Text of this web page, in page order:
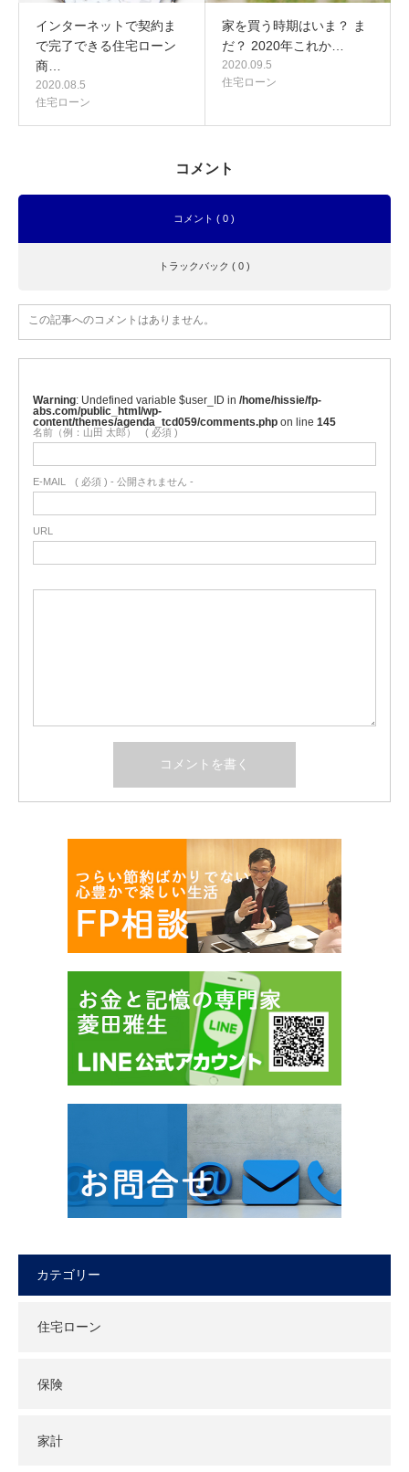
インターネットで契約ま
で完了できる住宅ローン
商…
2020.08.5
住宅ローン
家を買う時期はいま？ ま
だ？ 2020年これか…
2020.09.5
住宅ローン
コメント
コメント ( 0 )
トラックバック ( 0 )
この記事へのコメントはありません。
Warning : Undefined variable $user_ID in /home/hissie/fp-
abs.com/public_html/wp-
content/themes/agenda_tcd059/comments.php on line 145
名前（例：山田 太郎） ( 必須 )
E-MAIL ( 必須 ) - 公開されません -
URL
カテゴリー
住宅ローン
保険
家計